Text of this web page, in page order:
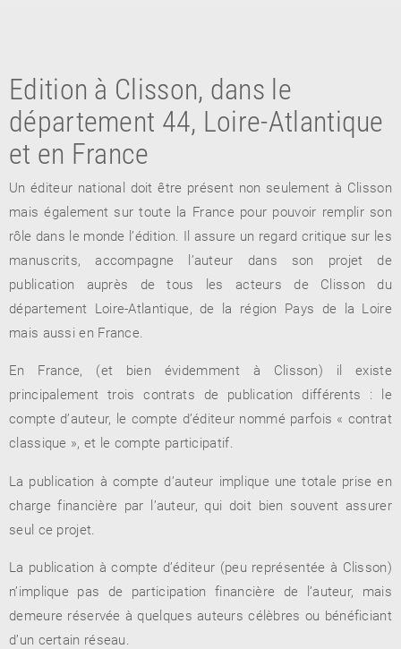
À PARAÎTRE
NOUVEAUTÉS
TOUT LE CATALOGUE
RETOUR
RENCONTRE AVEC…
RETOUR
REVUE DE PRESSE
Edition à Clisson, dans le
département 44, Loire-Atlantique
et en France
Un éditeur national doit être présent non seulement à Clisson
mais également sur toute la France pour pouvoir remplir son
rôle dans le monde l’édition. Il assure un regard critique sur les
manuscrits, accompagne l’auteur dans son projet de
publication auprès de tous les acteurs de Clisson du
département Loire-Atlantique, de la région Pays de la Loire
mais aussi en France.
En France, (et bien évidemment à Clisson) il existe
principalement trois contrats de publication différents : le
compte d’auteur, le compte d’éditeur nommé parfois « contrat
classique », et le compte participatif.
La publication à compte d’auteur implique une totale prise en
charge financière par l’auteur, qui doit bien souvent assurer
seul ce projet.
La publication à compte d’éditeur (peu représentée à Clisson)
n’implique pas de participation financière de l’auteur, mais
demeure réservée à quelques auteurs célèbres ou bénéficiant
d’un certain réseau.